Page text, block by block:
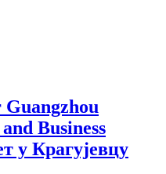
Guangzhou
Business
у Крагујевцу